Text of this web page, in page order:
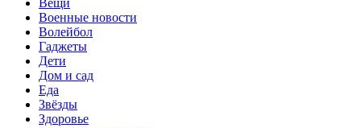
Вещи
Военные новости
Волейбол
Гаджеты
Дети
Дом и сад
Еда
Звёзды
Здоровье